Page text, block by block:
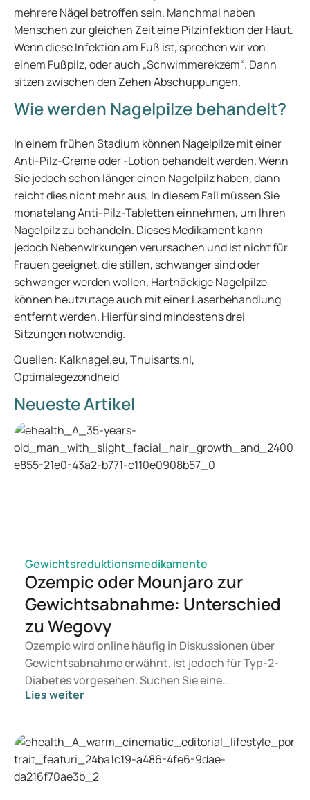
mehrere Nägel betroffen sein. Manchmal haben
Menschen zur gleichen Zeit eine Pilzinfektion der Haut.
Wenn diese Infektion am Fuß ist, sprechen wir von
einem Fußpilz, oder auch „Schwimmerekzem“. Dann
sitzen zwischen den Zehen Abschuppungen.
Wie werden Nagelpilze behandelt?
In einem frühen Stadium können Nagelpilze mit einer
Anti-Pilz-Creme oder -Lotion behandelt werden. Wenn
Sie jedoch schon länger einen Nagelpilz haben, dann
reicht dies nicht mehr aus. In diesem Fall müssen Sie
monatelang Anti-Pilz-Tabletten einnehmen, um Ihren
Nagelpilz zu behandeln. Dieses Medikament kann
jedoch Nebenwirkungen verursachen und ist nicht für
Frauen geeignet, die stillen, schwanger sind oder
schwanger werden wollen. Hartnäckige Nagelpilze
können heutzutage auch mit einer Laserbehandlung
entfernt werden. Hierfür sind mindestens drei
Sitzungen notwendig.
Quellen: Kalknagel.eu, Thuisarts.nl,
Optimalegezondheid
Neueste Artikel
Gewichtsreduktionsmedikamente
Ozempic oder Mounjaro zur
Gewichtsabnahme: Unterschied
zu Wegovy
Ozempic wird online häufig in Diskussionen über
Gewichtsabnahme erwähnt, ist jedoch für Typ-2-
Diabetes vorgesehen. Suchen Sie eine
Behandlung zur Gewichtskontrolle, kommen eher
Arzt auf Basis Ihrer Gesundheit, Ihres BMI und
Ihres Medikamentengebrauchs.
Lies weiter